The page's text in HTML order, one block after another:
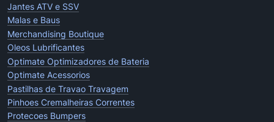
Jantes ATV e SSV
Malas e Baus
Merchandising Boutique
Oleos Lubrificantes
Optimate Optimizadores de Bateria
Optimate Acessorios
Pastilhas de Travao Travagem
Pinhoes Cremalheiras Correntes
Protecoes Bumpers